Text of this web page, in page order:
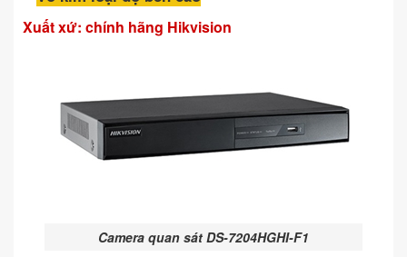
Xuất xứ: chính hãng Hikvision
Camera quan sát DS-7204HGHI-F1